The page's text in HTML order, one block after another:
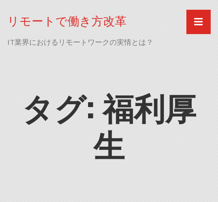
content
リモートで働き方改革
IT業界におけるリモートワークの実情とは？
タグ:福利厚
生